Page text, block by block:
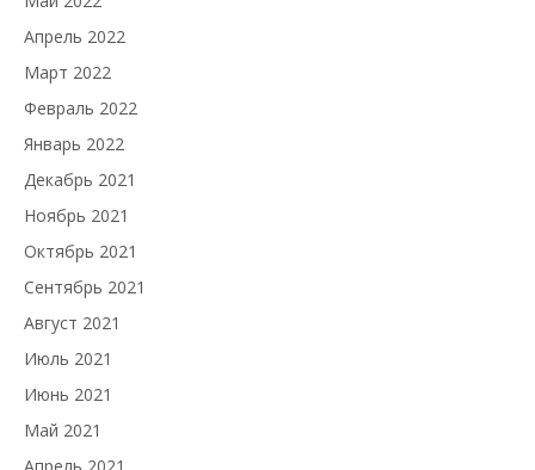
Апрель 2022
Март 2022
Февраль 2022
Январь 2022
Декабрь 2021
Ноябрь 2021
Октябрь 2021
Сентябрь 2021
Август 2021
Июль 2021
Июнь 2021
Май 2021